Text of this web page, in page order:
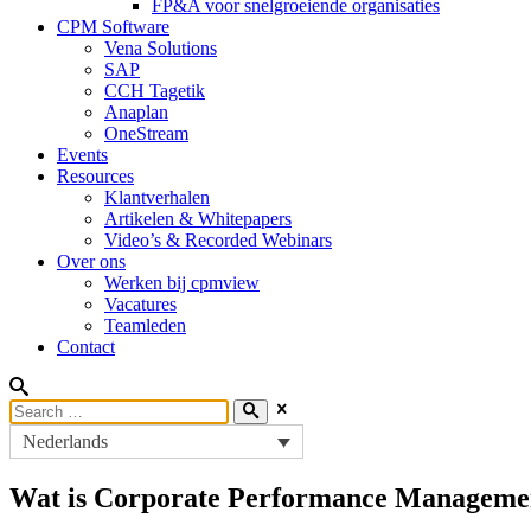
FP&A voor snelgroeiende organisaties
CPM Software
Vena Solutions
SAP
CCH Tagetik
Anaplan
OneStream
Events
Resources
Klantverhalen
Artikelen & Whitepapers
Video’s & Recorded Webinars
Over ons
Werken bij cpmview
Vacatures
Teamleden
Contact
Nederlands
Wat is Corporate Performance